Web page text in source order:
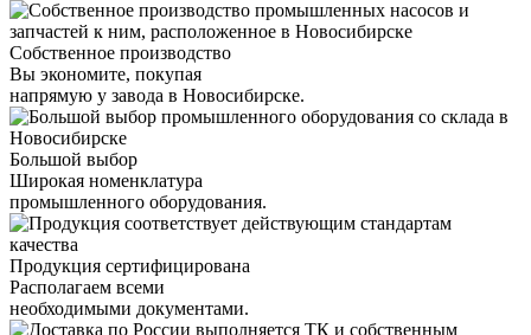
Собственное производство
Вы экономите, покупая
напрямую у завода в Новосибирске.
Большой выбор
Широкая номенклатура
промышленного оборудования.
Продукция сертифицирована
Располагаем всеми
необходимыми документами.